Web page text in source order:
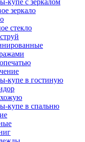
купе с зеркалом
зеркало
стекло
купе в гостиную
купе в спальню